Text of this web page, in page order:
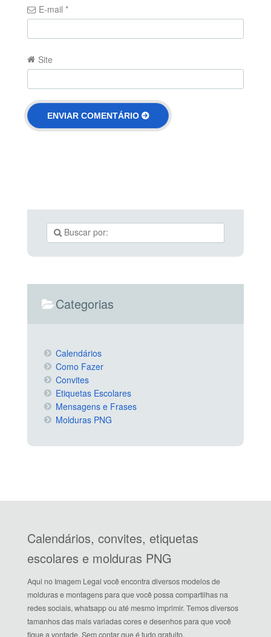
E-mail *
Site
Categorias
Calendários
Como Fazer
Convites
Etiquetas Escolares
Mensagens e Frases
Molduras PNG
Calendários, convites, etiquetas
escolares e molduras PNG
Aqui no Imagem Legal você encontra diversos modelos de
molduras e montagens para que você possa compartilhas na
redes sociais, whatsapp ou até mesmo imprimir. Temos diversos
tamanhos das mais variadas cores e desenhos para que você
fique a vontade. Sem contar que é tudo gratuito.